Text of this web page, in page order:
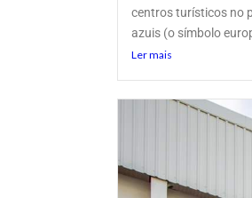
centros turísticos no
azuis (o símbolo
Ler mais